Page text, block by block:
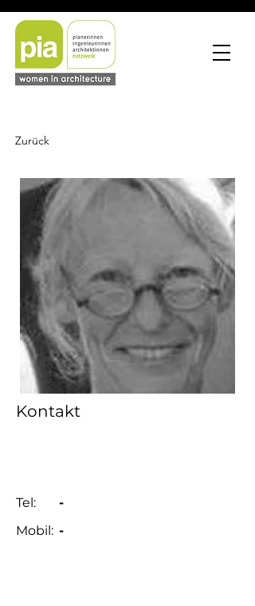
Zurück
Kontakt
Tel:
-
Mobil: -